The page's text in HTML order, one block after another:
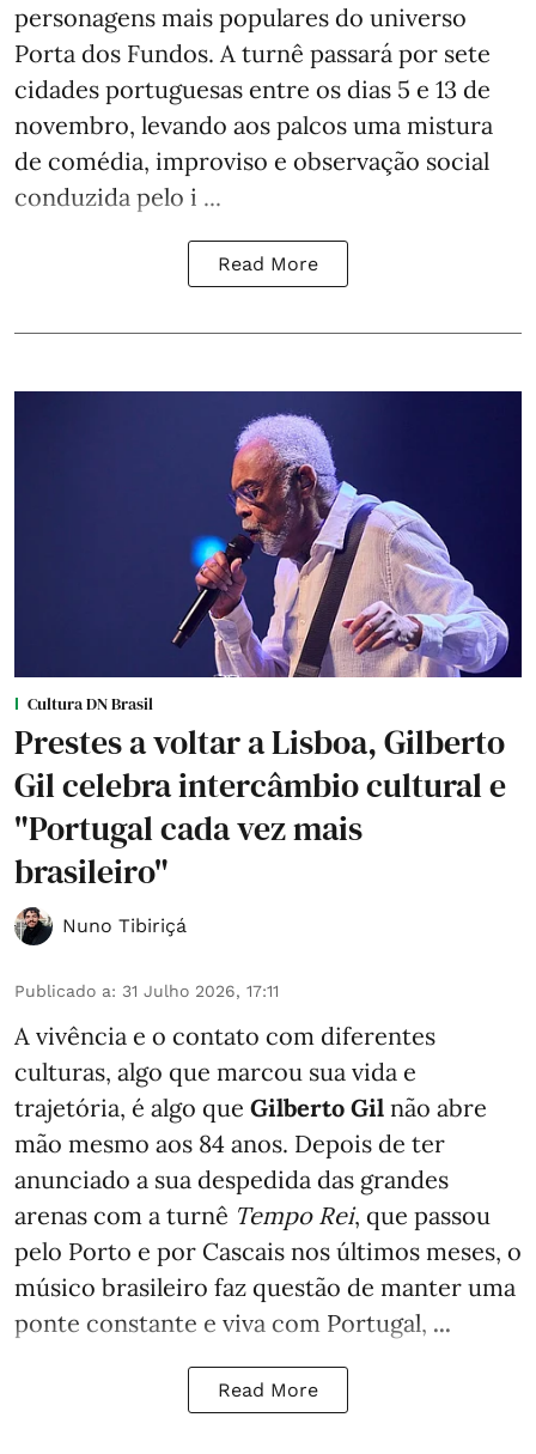
personagens mais populares do universo
Porta dos Fundos. A turnê passará por sete
cidades portuguesas entre os dias 5 e 13 de
novembro, levando aos palcos uma mistura
de comédia, improviso e observação social
conduzida pelo i ...
Read More
Cultura DN Brasil
Prestes a voltar a Lisboa, Gilberto
Gil celebra intercâmbio cultural e
"Portugal cada vez mais
brasileiro"
Nuno Tibiriçá
Publicado a: 31 Julho 2026, 17:11
A vivência e o contato com diferentes
culturas, algo que marcou sua vida e
trajetória, é algo que Gilberto Gil não abre
mão mesmo aos 84 anos. Depois de ter
anunciado a sua despedida das grandes
arenas com a turnê Tempo Rei, que passou
pelo Porto e por Cascais nos últimos meses, o
músico brasileiro faz questão de manter uma
ponte constante e viva com Portugal, ...
Read More